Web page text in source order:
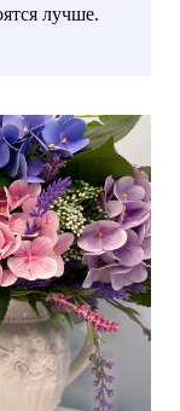
лучше.